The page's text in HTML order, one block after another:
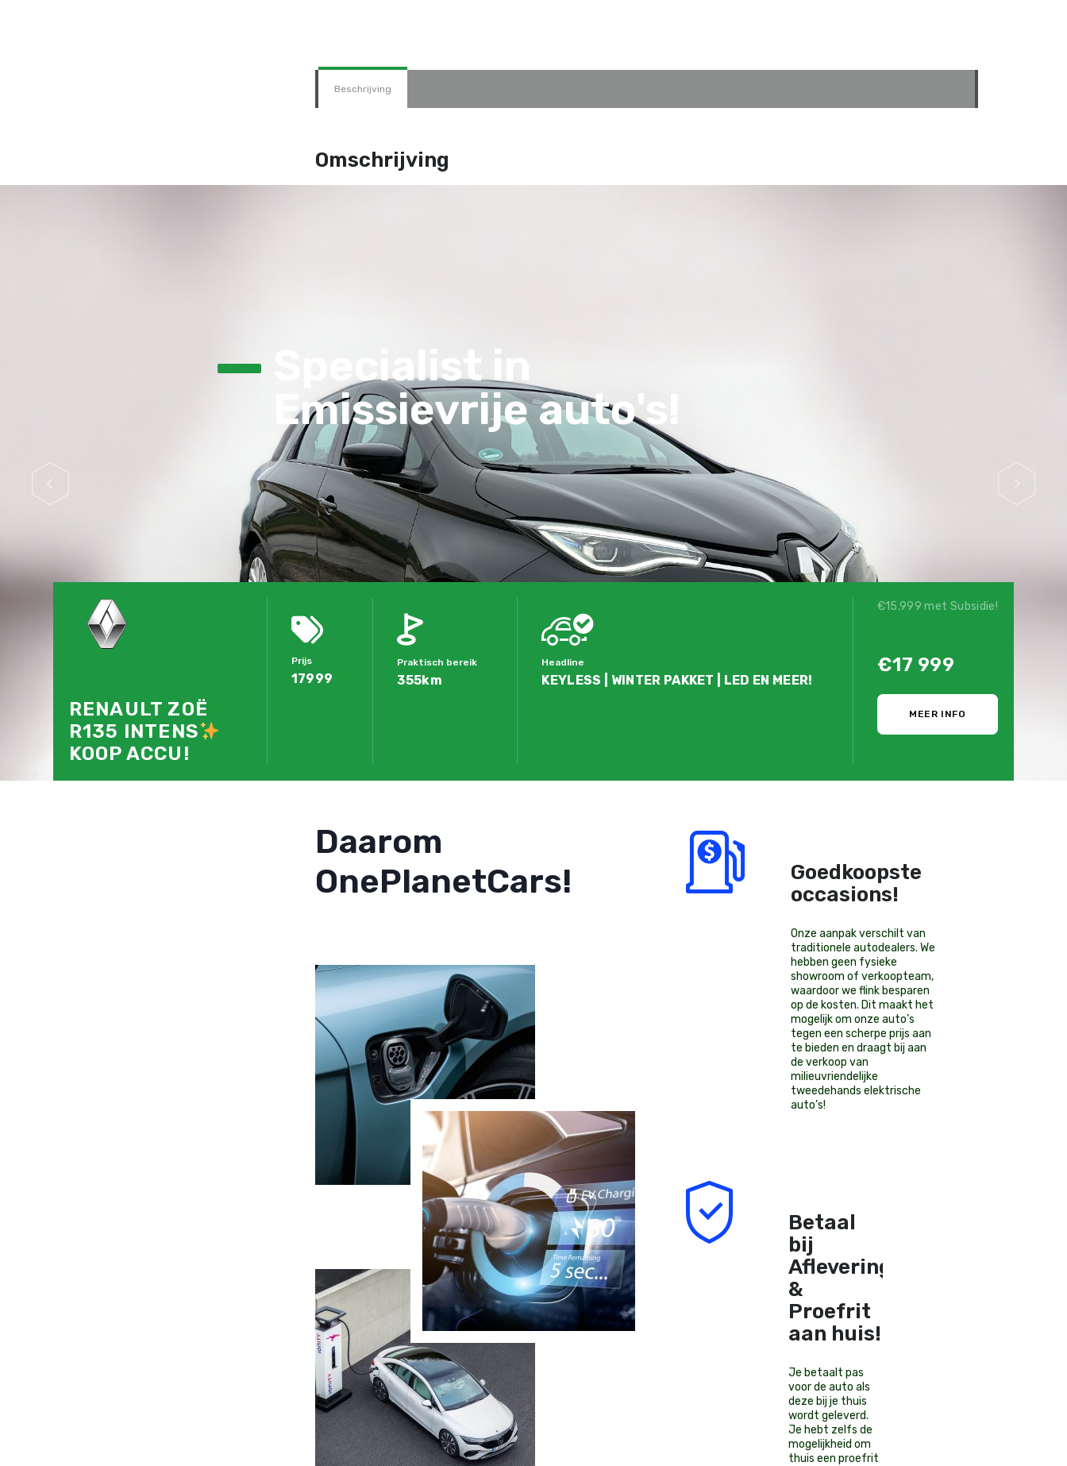
Beschrijving
Omschrijving
Specialist in
Emissievrije auto's!
RENAULT ZOË
R135 INTENS
KOOP ACCU!
Prijs
17999
Praktisch bereik
355km
Headline
KEYLESS | WINTER PAKKET | LED EN MEER!
€15.999 met Subsidie!
€17 999
MEER INFO
Daarom
OnePlanetCars!
Goedkoopste
occasions!
Onze aanpak verschilt van
traditionele autodealers. We
hebben geen fysieke
showroom of verkoopteam,
waardoor we flink besparen
op de kosten. Dit maakt het
mogelijk om onze auto’s
tegen een scherpe prijs aan
te bieden en draagt bij aan
de verkoop van
milieuvriendelijke
tweedehands elektrische
auto’s!
Betaal
bij
Aflevering
&
Proefrit
aan huis!
Je betaalt pas
voor de auto als
deze bij je thuis
wordt geleverd.
Je hebt zelfs de
mogelijkheid om
thuis een proefrit